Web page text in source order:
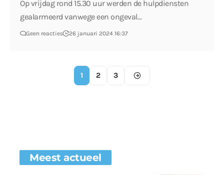
Op vrijdag rond 15.30 uur werden de hulpdiensten
gealarmeerd vanwege een ongeval…
Geen reacties 26 januari 2024 16:37
1 2 3
Meest actueel